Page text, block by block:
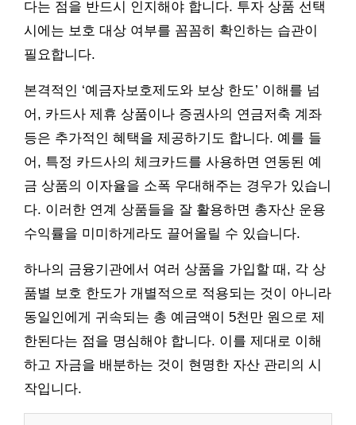
다는 점을 반드시 인지해야 합니다. 투자 상품 선택
시에는 보호 대상 여부를 꼼꼼히 확인하는 습관이
필요합니다.
본격적인 ‘예금자보호제도와 보상 한도’ 이해를 넘
어, 카드사 제휴 상품이나 증권사의 연금저축 계좌
등은 추가적인 혜택을 제공하기도 합니다. 예를 들
어, 특정 카드사의 체크카드를 사용하면 연동된 예
금 상품의 이자율을 소폭 우대해주는 경우가 있습니
다. 이러한 연계 상품들을 잘 활용하면 총자산 운용
수익률을 미미하게라도 끌어올릴 수 있습니다.
하나의 금융기관에서 여러 상품을 가입할 때, 각 상
품별 보호 한도가 개별적으로 적용되는 것이 아니라
동일인에게 귀속되는 총 예금액이 5천만 원으로 제
한된다는 점을 명심해야 합니다. 이를 제대로 이해
하고 자금을 배분하는 것이 현명한 자산 관리의 시
작입니다.